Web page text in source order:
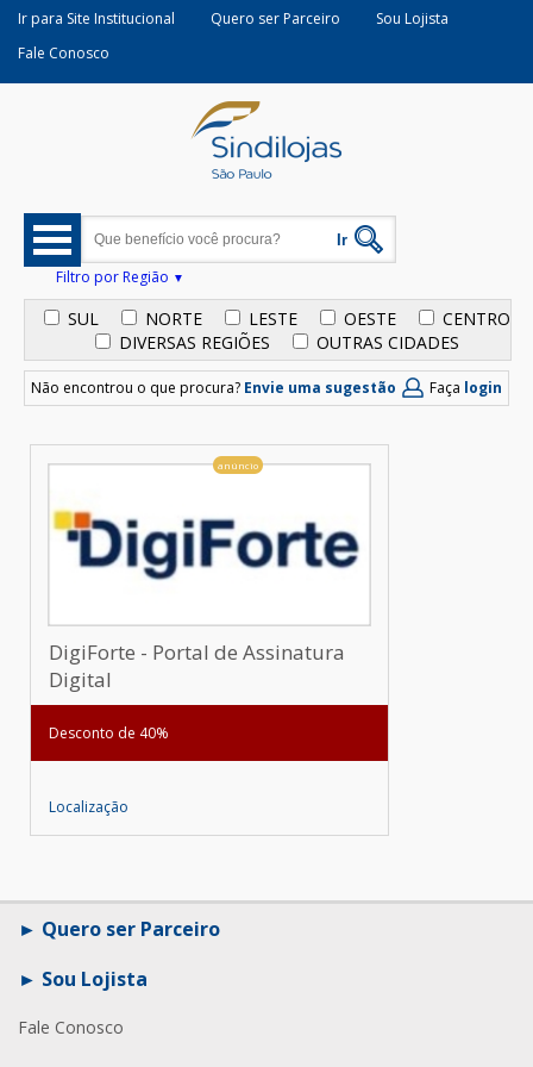
Ir para Site Institucional Quero ser Parceiro
Sou Lojista
Fale Conosco
Filtro por Região
SUL NORTE LESTE OESTE
CENTRO
DIVERSAS REGIÕES
OUTRAS CIDADES
Não encontrou o que procura? Envie uma sugestão Faça login
anúncio
DigiForte - Portal de Assinatura
Digital
Desconto de 40%
Localização
Quero ser Parceiro
Sou Lojista
Fale Conosco